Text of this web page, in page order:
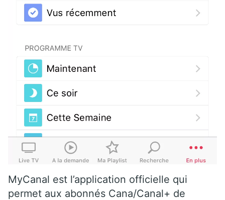
MyCanal est l’application officielle qui
permet aux abonnés Cana/Canal+ de